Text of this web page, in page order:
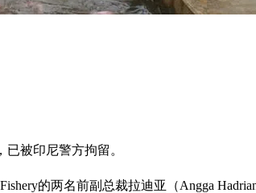
被印尼警方拘留。
的两名前副总裁拉迪亚（Angga